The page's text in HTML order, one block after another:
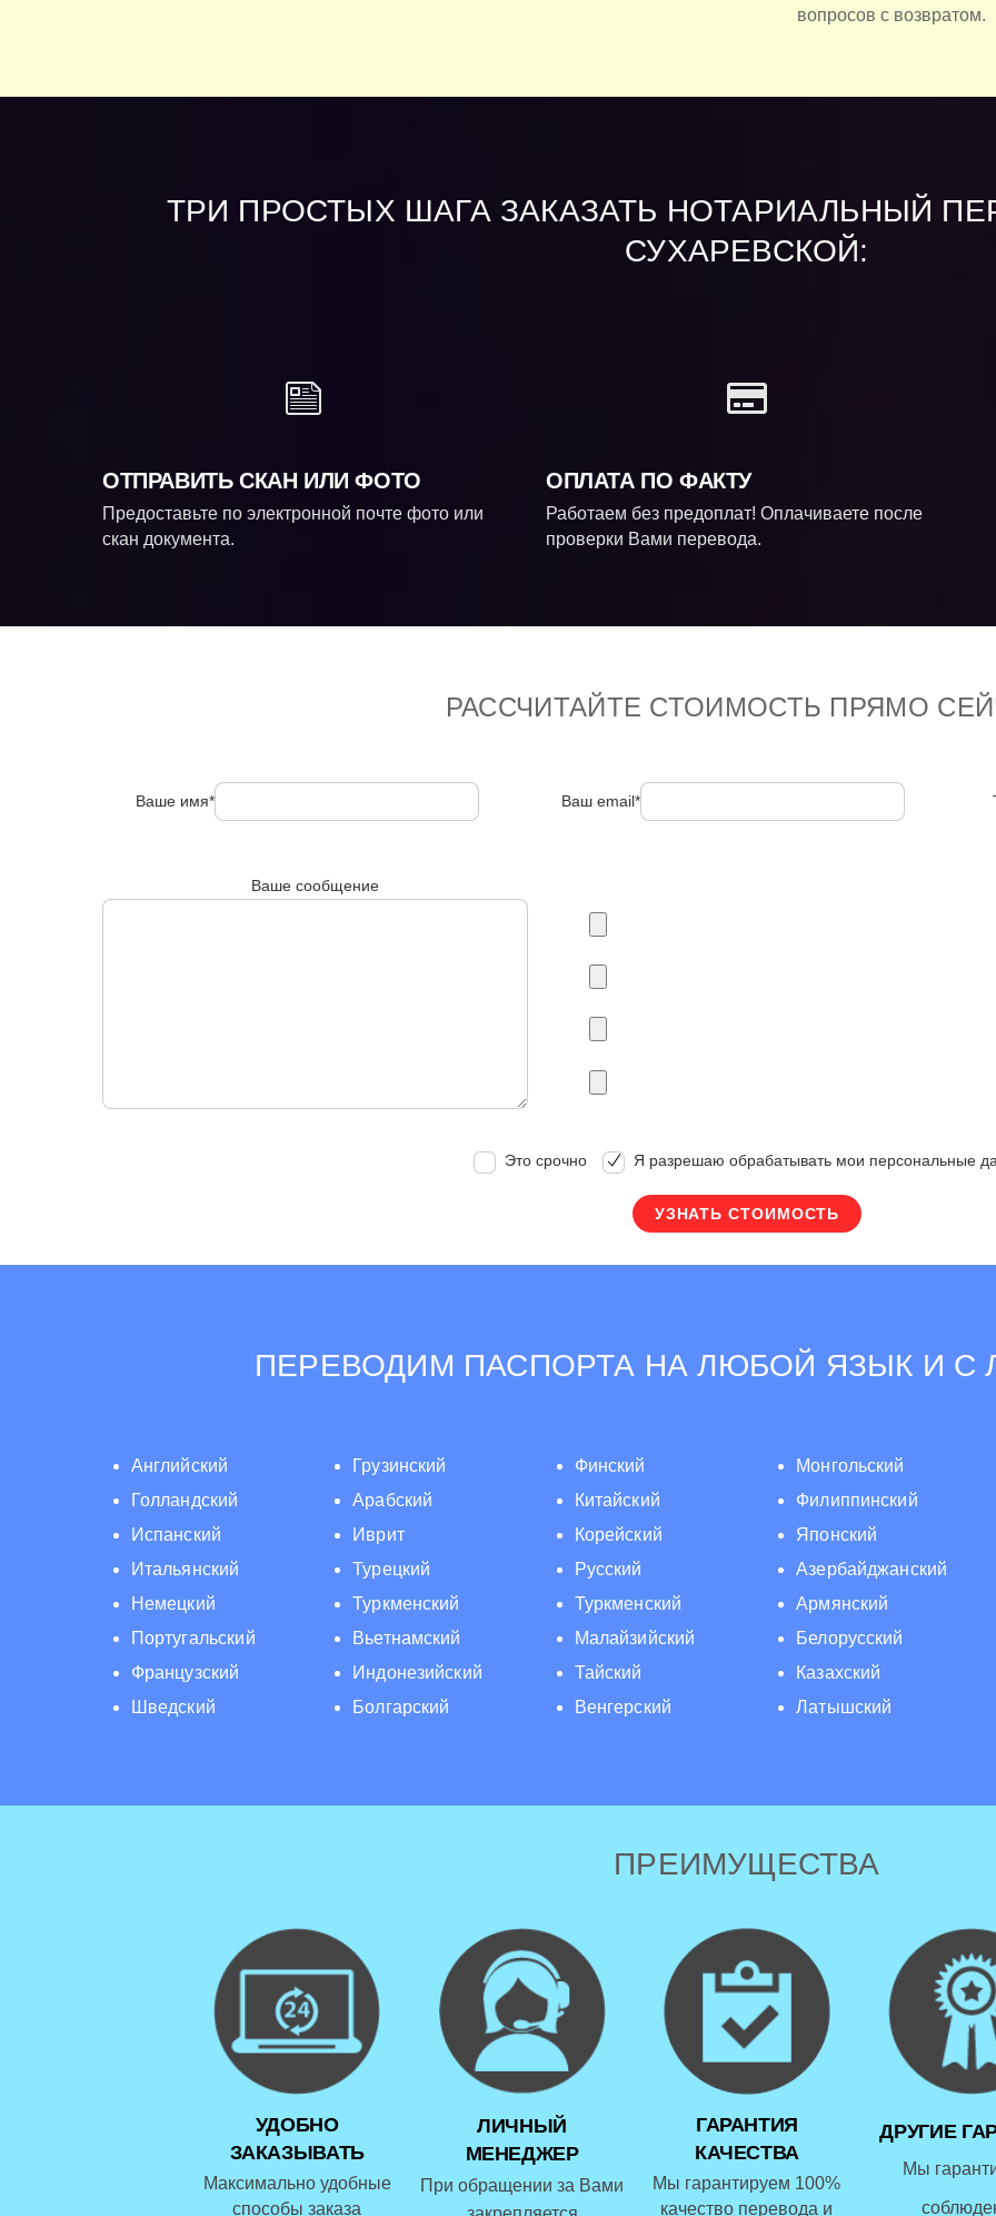
вопросов с возвратом.
ТРИ ПРОСТЫХ ШАГА ЗАКАЗАТЬ НОТАРИАЛЬНЫЙ
СУХАРЕВСКОЙ:
ОТПРАВИТЬ СКАН ИЛИ ФОТО
Предоставьте по электронной почте фото или
скан документа.
ОПЛАТА ПО ФАКТУ
Работаем без предоплат! Оплачиваете после
проверки Вами перевода.
РАССЧИТАЙТЕ СТОИМОСТЬ ПРЯМО
Ваше имя* Ваш email*
Ваше сообщение
Это срочно Я разрешаю обрабатывать мои персональные
ПЕРЕВОДИМ ПАСПОРТА НА ЛЮБОЙ ЯЗЫК И С
Английский
Голландский
Испанский
Итальянский
Немецкий
Португальский
Французский
Шведский
Грузинский
Арабский
Иврит
Турецкий
Туркменский
Вьетнамский
Индонезийский
Болгарский
Финский
Китайский
Корейский
Русский
Туркменский
Малайзийский
Тайский
Венгерский
Монгольский
Филиппинский
Японский
Азербайджанский
Армянский
Белорусский
Казахский
Латышский
ПРЕИМУЩЕСТВА
УДОБНО
ЗАКАЗЫВАТЬ
Максимально удобные
способы заказа
ЛИЧНЫЙ
МЕНЕДЖЕР
При обращении за Вами
ГАРАНТИЯ
КАЧЕСТВА
Мы гарантируем 100%
качество перевода и
ДРУГИЕ
Мы